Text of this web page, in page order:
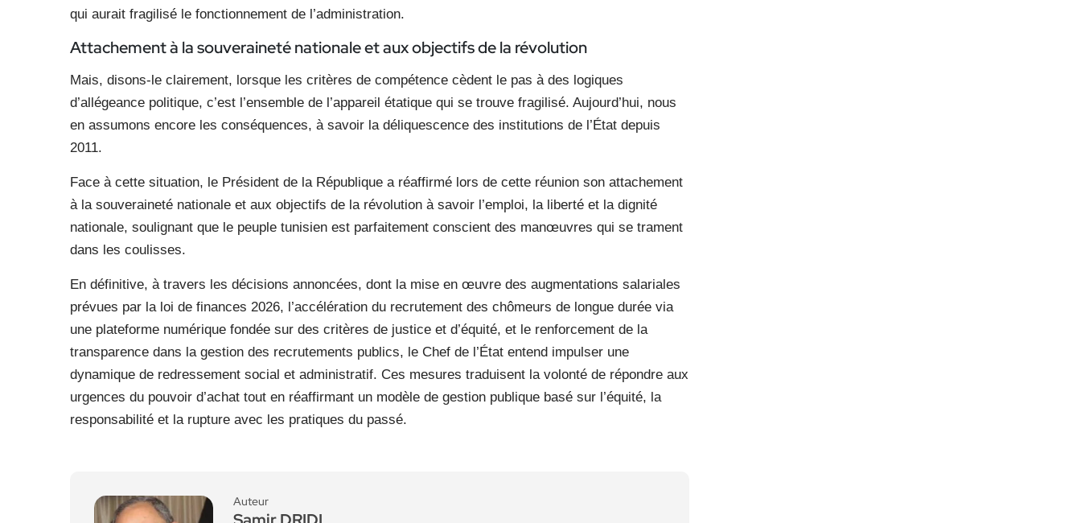
qui aurait fragilisé le fonctionnement de l’administration.
Attachement à la souveraineté nationale et aux objectifs de la révolution
Mais, disons-le clairement, lorsque les critères de compétence cèdent le pas à des logiques
d’allégeance politique, c’est l’ensemble de l’appareil étatique qui se trouve fragilisé. Aujourd’hui, nous
en assumons encore les conséquences, à savoir la déliquescence des institutions de l’État depuis
2011.
Face à cette situation, le Président de la République a réaffirmé lors de cette réunion son attachement
à la souveraineté nationale et aux objectifs de la révolution à savoir l’emploi, la liberté et la dignité
nationale, soulignant que le peuple tunisien est parfaitement conscient des manœuvres qui se trament
dans les coulisses.
En définitive, à travers les décisions annoncées, dont la mise en œuvre des augmentations salariales
prévues par la loi de finances 2026, l’accélération du recrutement des chômeurs de longue durée via
une plateforme numérique fondée sur des critères de justice et d’équité, et le renforcement de la
transparence dans la gestion des recrutements publics, le Chef de l’État entend impulser une
dynamique de redressement social et administratif. Ces mesures traduisent la volonté de répondre aux
urgences du pouvoir d’achat tout en réaffirmant un modèle de gestion publique basé sur l’équité, la
responsabilité et la rupture avec les pratiques du passé.
Auteur